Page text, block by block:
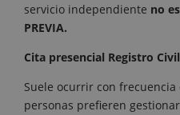
servicio independiente no
PREVIA.
Cita presencial Registro
Suele ocurrir con
personas prefieren